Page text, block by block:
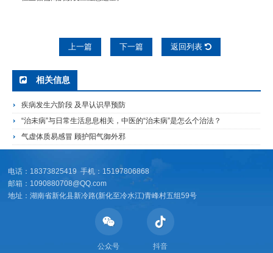
上一篇 下一篇 返回列表
相关信息
疾病发生六阶段 及早认识早预防
“治未病”与日常生活息息相关，中医的“治未病”是怎么个治法？
气虚体质易感冒 顾护阳气御外邪
电话：18373825419 手机：15197806868
邮箱：1090880708@QQ.com
地址：湖南省新化县新冷路(新化至冷水江)青峰村五组59号
公众号 抖音